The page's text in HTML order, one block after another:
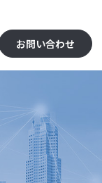
お問い合わせ